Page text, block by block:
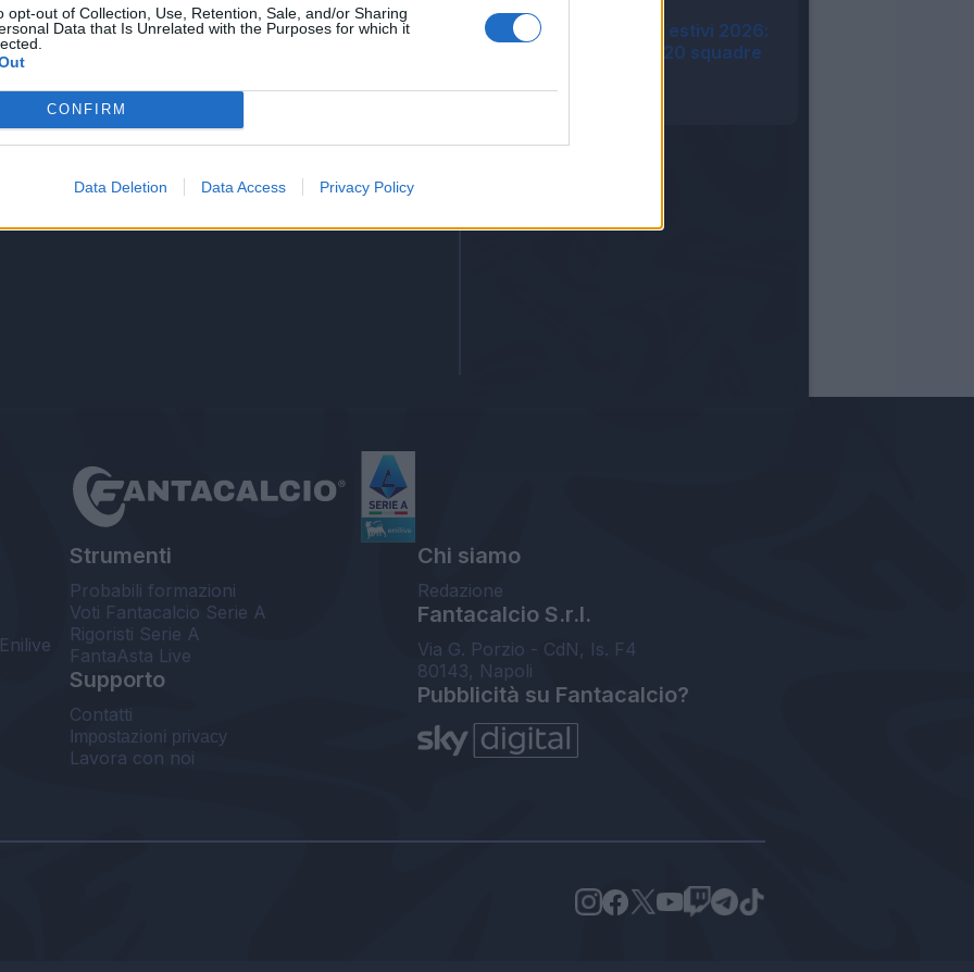
opt-out of Collection, Use, Retention, Sale, and/or Sharing
Data that Is Unrelated with the Purposes for which it
CONFIRM
Data Deletion Data Access Privacy Policy
Gol
-
08:08
Amichevoli e ritiri estivi 2026:
tutte le info sulle 20 squadre
22:51
Strumenti
Probabili formazioni
Voti Fantacalcio Serie A
Rigoristi Serie A
FantaAsta Live
Supporto
Contatti
Impostazioni privacy
Lavora con noi
Chi siamo
Redazione
Fantacalcio S.r.l.
Via G. Porzio - CdN, Is. F4
80143, Napoli
Pubblicità su Fantacalcio?